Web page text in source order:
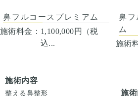
鼻フルコースプレミアム
施術料金： 1,100,000円（税
込...
施術内容
整える鼻整形
鼻フ
ム
施術
施